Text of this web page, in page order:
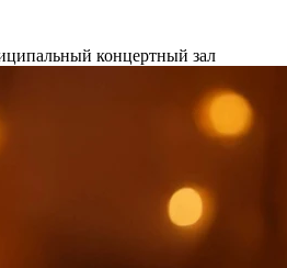
концертный зал